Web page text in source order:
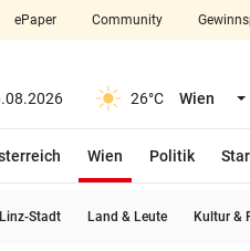
closeSchließen
arrow_right
ePaper Community
26°C Wien
Wien
Politik
Linz-Stadt Land & Leute Kultur &